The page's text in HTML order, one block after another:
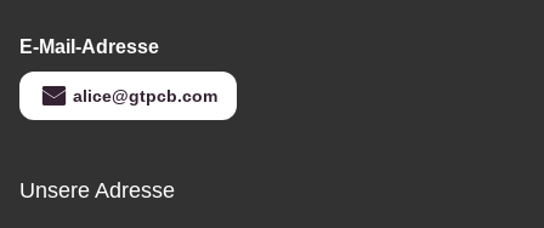
E-Mail-Adresse
alice@gtpcb.com
Unsere Adresse